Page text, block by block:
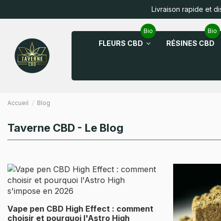
Livraison rapide et
FLEURS CBD
Bio
RÉSINES CBD
Bio
Accueil Blog
Taverne CBD - Le Blog
Vape pen CBD High Effect : comment
choisir et pourquoi l'Astro High